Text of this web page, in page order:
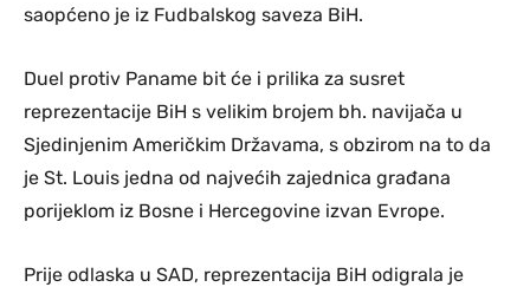
saopćeno je iz Fudbalskog saveza BiH.
Duel protiv Paname bit će i prilika za susret
reprezentacije BiH s velikim brojem bh. navijača u
Sjedinjenim Američkim Državama, s obzirom na to da
je St. Louis jedna od najvećih zajednica građana
porijeklom iz Bosne i Hercegovine izvan Evrope.
Prije odlaska u SAD, reprezentacija BiH odigrala je